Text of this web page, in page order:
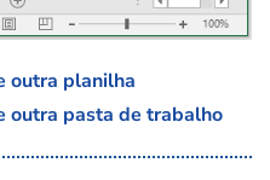
outra planilha
outra pasta de trabalho